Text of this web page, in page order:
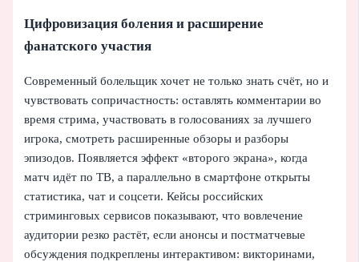
Цифровизация боления и расширение
фанатского участия
Современный болельщик хочет не только знать счёт, но и
чувствовать сопричастность: оставлять комментарии во
время стрима, участвовать в голосованиях за лучшего
игрока, смотреть расширенные обзоры и разборы
эпизодов. Появляется эффект «второго экрана», когда
матч идёт по ТВ, а параллельно в смартфоне открыты
статистика, чат и соцсети. Кейсы российских
стриминговых сервисов показывают, что вовлечение
аудитории резко растёт, если анонсы и постматчевые
обсуждения подкреплены интерактивом: викторинами,